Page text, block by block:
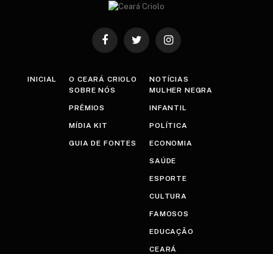
FacebookTwitter Instagram
INICIAL
O CEARÁ CRIOLO
SOBRE NÓS
PRÊMIOS
MÍDIA KIT
GUIA DE FONTES
NOTÍCIAS
MULHER NEGRA
INFANTIL
POLÍTICA
ECONOMIA
SAÚDE
ESPORTE
CULTURA
FAMOSOS
EDUCAÇÃO
CEARÁ